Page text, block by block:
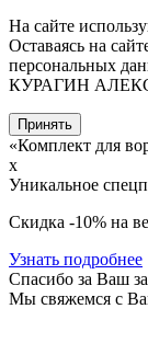
На сайте
Оставаясь на
персональных
КУРАГИН
Принять
«Комплект для
x
Уникальное
Cкидка -10% на
Узнать подробнее
Спасибо за Ваш
Мы свяжемся с